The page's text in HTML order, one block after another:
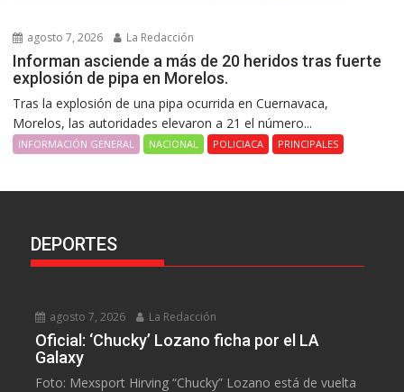
agosto 7, 2026 La Redacción
Informan asciende a más de 20 heridos tras fuerte
explosión de pipa en Morelos.
Tras la explosión de una pipa ocurrida en Cuernavaca,
Morelos, las autoridades elevaron a 21 el número...
INFORMACIÓN GENERAL NACIONAL POLICIACA PRINCIPALES
DEPORTES
agosto 7, 2026 La Redacción
Oficial: ‘Chucky’ Lozano ficha por el LA
Galaxy
Foto: Mexsport Hirving “Chucky” Lozano está de vuelta